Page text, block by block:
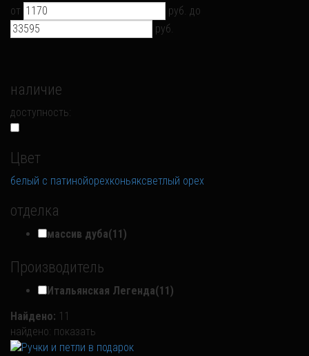
от руб. до
руб.
наличие
доступность:
Цвет
белый с патинойорехконьяксветлый орех
отделка
массив дуба(11)
Производитель
Итальянская Легенда(11)
Найдено: 11
найдено: показать